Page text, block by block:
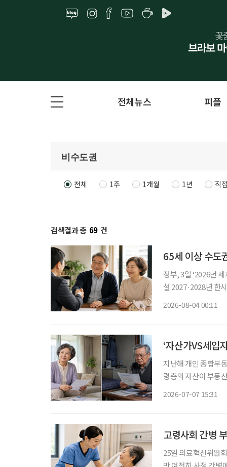
전체뉴스 피플
전체 1주 1개월 1년 직
검색결과 총 69 건
65세 이상 수도
정부, 3일 ‘2026년 세제개편안’ 발표 ‘고령 1주택자
설 2027·2028년 한시 시행,
2026-08-04 00:11
‘자산가VS세입
지난해 개인 종합부
령층의 자산이 부동
2026-07-07 15:31
고령사회 간병
25일 의료혁신위원